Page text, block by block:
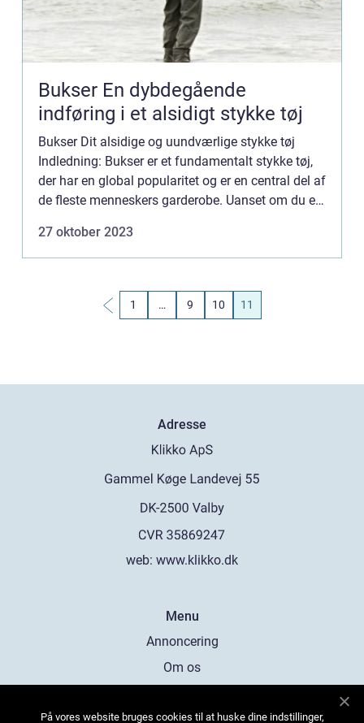
Bukser En dybdegående
indføring i et alsidigt stykke tøj
Bukser Dit alsidige og uundværlige stykke tøj
Indledning: Bukser er et fundamentalt stykke tøj,
der har en global popularitet og er en central del af
de fleste menneskers garderobe. Uanset om du er
trends...
27 oktober 2023
1 … 9 10 11
Adresse
web: www.klikko.dk
Menu
Annoncering
Om os
Kontakt os
På vores website bruges cookies til at huske dine indstillinger,